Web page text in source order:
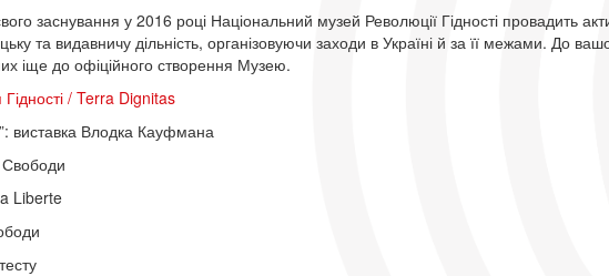
заснування у 2016 році Національний музей Революції Гідності провадить
та видавничу дільність, організовуючи заходи в Україні й за її межами. До
іще до офіційного створення Музею.
Гідності / Terra Dignitas
виставка Влодка Кауфмана
Свободи
Liberte